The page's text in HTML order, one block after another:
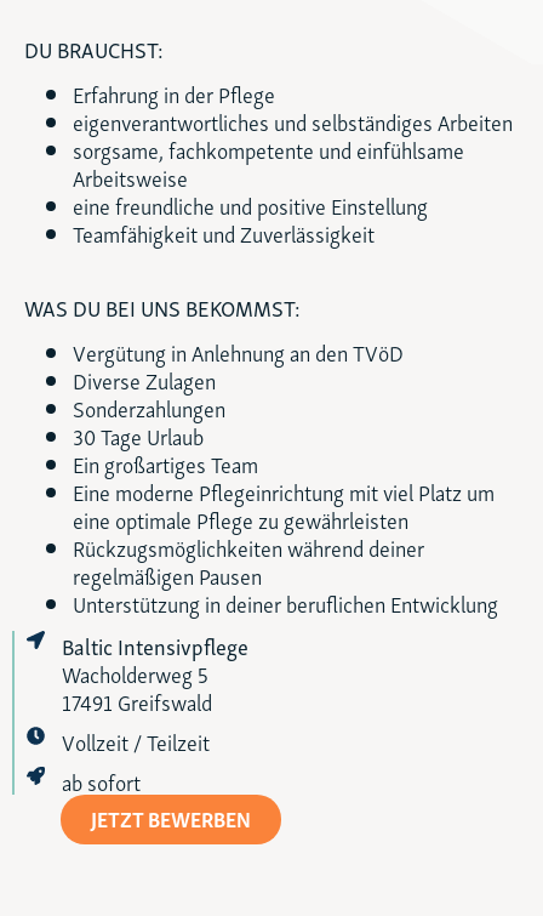
DU BRAUCHST:
Erfahrung in der Pflege
eigenverantwortliches und selbständiges Arbeiten
sorgsame, fachkompetente und einfühlsame
Arbeitsweise
eine freundliche und positive Einstellung
Teamfähigkeit und Zuverlässigkeit
WAS DU BEI UNS BEKOMMST:
Vergütung in Anlehnung an den TVöD
Diverse Zulagen
Sonderzahlungen
30 Tage Urlaub
Ein großartiges Team
Eine moderne Pflegeinrichtung mit viel Platz um
eine optimale Pflege zu gewährleisten
Rückzugsmöglichkeiten während deiner
regelmäßigen Pausen
Unterstützung in deiner beruflichen Entwicklung
Baltic Intensivpflege
Wacholderweg 5
17491 Greifswald
Vollzeit / Teilzeit
ab sofort
JETZT BEWERBEN